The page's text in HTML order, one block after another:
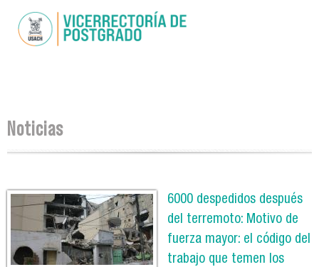
contenido
Se encuentra usted aquí
Noticias
6000 despedidos después
del terremoto: Motivo de
fuerza mayor: el código del
trabajo que temen los
Páginas